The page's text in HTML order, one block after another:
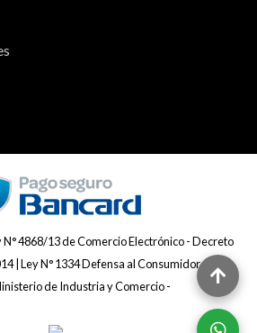
N° 4868/13 de Comercio Electrónico - Decreto
| Ley N° 1334 Defensa al Consumidor -
de Industria y Comercio -